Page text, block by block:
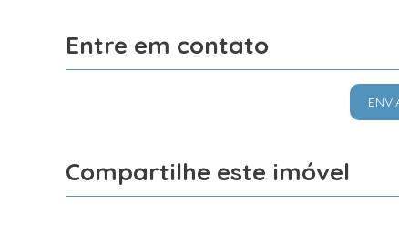
Entre em contato
Compartilhe este imóvel